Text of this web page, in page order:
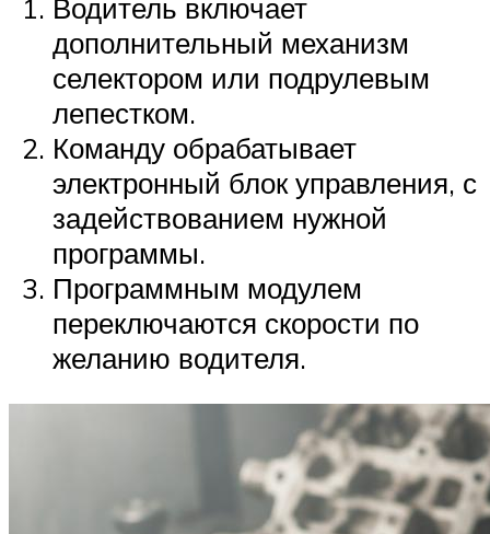
Водитель включает
дополнительный механизм
селектором или подрулевым
лепестком.
Команду обрабатывает
электронный блок управления, с
задействованием нужной
программы.
Программным модулем
переключаются скорости по
желанию водителя.